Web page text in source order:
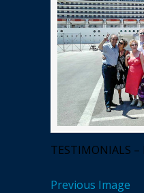
TESTIMONIALS –
Previous Image